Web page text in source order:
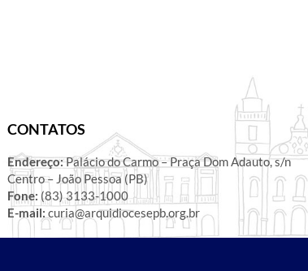
CONTATOS
Endereço:Palácio do Carmo – Praça Dom Adauto, s/n
Centro – João Pessoa (PB)
Fone: (83) 3133-1000
E-mail: curia@arquidiocesepb.org.br